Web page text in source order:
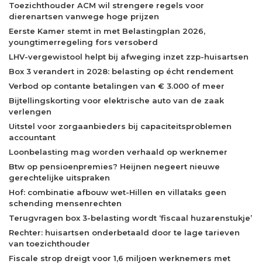
Toezichthouder ACM wil strengere regels voor
dierenartsen vanwege hoge prijzen
Eerste Kamer stemt in met Belastingplan 2026,
youngtimerregeling fors versoberd
LHV-vergewistool helpt bij afweging inzet zzp-huisartsen
Box 3 verandert in 2028: belasting op écht rendement
Verbod op contante betalingen van € 3.000 of meer
Bijtellingskorting voor elektrische auto van de zaak
verlengen
Uitstel voor zorgaanbieders bij capaciteitsproblemen
accountant
Loonbelasting mag worden verhaald op werknemer
Btw op pensioenpremies? Heijnen negeert nieuwe
gerechtelijke uitspraken
Hof: combinatie afbouw wet-Hillen en villataks geen
schending mensenrechten
Terugvragen box 3-belasting wordt ‘fiscaal huzarenstukje’
Rechter: huisartsen onderbetaald door te lage tarieven
van toezichthouder
Fiscale strop dreigt voor 1,6 miljoen werknemers met